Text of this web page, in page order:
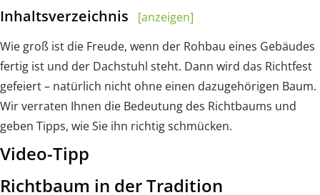
Inhaltsverzeichnis
[anzeigen]
Wie groß ist die Freude, wenn der Rohbau eines Gebäudes
fertig ist und der Dachstuhl steht. Dann wird das Richtfest
gefeiert – natürlich nicht ohne einen dazugehörigen Baum.
Wir verraten Ihnen die Bedeutung des Richtbaums und
geben Tipps, wie Sie ihn richtig schmücken.
Video-Tipp
Richtbaum in der Tradition